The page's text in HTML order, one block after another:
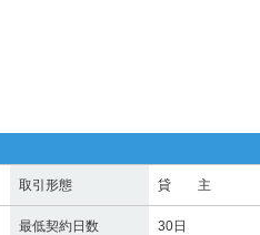
取引形態 貸 主
最低契約日数 30日